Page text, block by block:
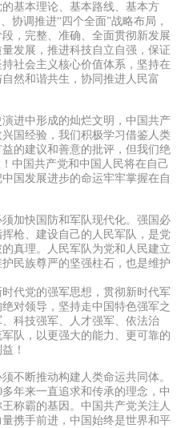
基本理论、基本路线、基本方
协调推进“四个全面”战略布局，
，完整、准确、全面贯彻新发展
发展，推进科技自立自强，保证
社会主义核心价值体系，坚持在
然和谐共生，协同推进人民富
进中形成的灿烂文明，中国共产
国经验，我们积极学习借鉴人类
的建议和善意的批评，但我们绝
中国共产党和中国人民将在自己
国发展进步的命运牢牢掌握在自
快国防和军队现代化。强国必
枪、建设自己的人民军队，是党
真理。人民军队为党和人民建立
民族尊严的坚强柱石，也是维护
代党的强军思想，贯彻新时代军
对领导，坚持走中国特色强军之
科技强军、人才强军、依法治
队，以更强大的能力、更可靠的
！
断推动构建人类命运共同体。
年来一直追求和传承的理念，中
称霸的基因。中国共产党关注人
携手前进，中国始终是世界和平